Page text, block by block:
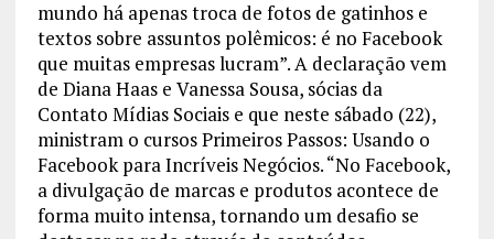
mundo há apenas troca de fotos de gatinhos e
textos sobre assuntos polêmicos: é no Facebook
que muitas empresas lucram”. A declaração vem
de Diana Haas e Vanessa Sousa, sócias da
Contato Mídias Sociais e que neste sábado (22),
ministram o cursos Primeiros Passos: Usando o
Facebook para Incríveis Negócios. “No Facebook,
a divulgação de marcas e produtos acontece de
forma muito intensa, tornando um desafio se